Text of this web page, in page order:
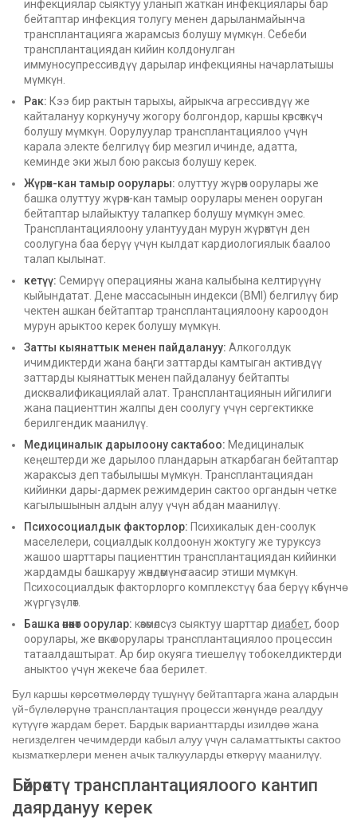
инфекциялар сыяктуу уланып жаткан инфекциялары бар
бейтаптар инфекция толугу менен дарыланмайынча
трансплантацияга жарамсыз болушу мүмкүн. Себеби
трансплантациядан кийин колдонулган
иммуносупрессивдүү дарылар инфекцияны начарлатышы
мүмкүн.
Рак: Кээ бир рактын тарыхы, айрыкча агрессивдүү же
кайталануу коркунучу жогору болгондор, каршы көрсөткүч
болушу мүмкүн. Оорулуулар трансплантациялоо үчүн
карала электе белгилүү бир мезгил ичинде, адатта,
кеминде эки жыл бою раксыз болушу керек.
Жүрөк-кан тамыр оорулары: олуттуу жүрөк оорулары же
башка олуттуу жүрөк-кан тамыр оорулары менен ооруган
бейтаптар ылайыктуу талапкер болушу мүмкүн эмес.
Трансплантациялоону улантуудан мурун жүрөктүн ден
соолугуна баа берүү үчүн кылдат кардиологиялык баалоо
талап кылынат.
кетүү: Семирүү операцияны жана калыбына келтирүүнү
кыйындатат. Дене массасынын индекси (BMI) белгилүү бир
чектен ашкан бейтаптар трансплантациялоону кароодон
мурун арыктоо керек болушу мүмкүн.
Затты кыянаттык менен пайдалануу: Алкоголдук
ичимдиктерди жана баңги заттарды камтыган активдүү
заттарды кыянаттык менен пайдалануу бейтапты
дисквалификациялай алат. Трансплантациянын ийгилиги
жана пациенттин жалпы ден соолугу үчүн сергектикке
берилгендик маанилүү.
Медициналык дарылоону сактабоо: Медициналык
кеңештерди же дарылоо пландарын аткарбаган бейтаптар
жараксыз деп табылышы мүмкүн. Трансплантациядан
кийинки дары-дармек режимдерин сактоо органдын четке
кагылышынын алдын алуу үчүн абдан маанилүү.
Психосоциалдык факторлор: Психикалык ден-соолук
маселелери, социалдык колдоонун жоктугу же туруксуз
жашоо шарттары пациенттин трансплантациядан кийинки
жардамды башкаруу жөндөмүнө таасир этиши мүмкүн.
Психосоциалдык факторлорго комплекстүү баа берүү көбүнчө
жүргүзүлөт.
Башка өнөкөт оорулар: көзөмөлсүз сыяктуу шарттар диабет, боор
оорулары, же өпкө оорулары трансплантациялоо процессин
татаалдаштырат. Ар бир окуяга тиешелүү тобокелдиктерди
аныктоо үчүн жекече баа берилет.
Бул каршы көрсөтмөлөрдү түшүнүү бейтаптарга жана алардын
үй-бүлөлөрүнө трансплантация процесси жөнүндө реалдуу
күтүүгө жардам берет. Бардык варианттарды изилдөө жана
негизделген чечимдерди кабыл алуу үчүн саламаттыкты сактоо
кызматкерлери менен ачык талкууларды өткөрүү маанилүү.
Бөйрөктү трансплантациялоого кантип
даярдануу керек